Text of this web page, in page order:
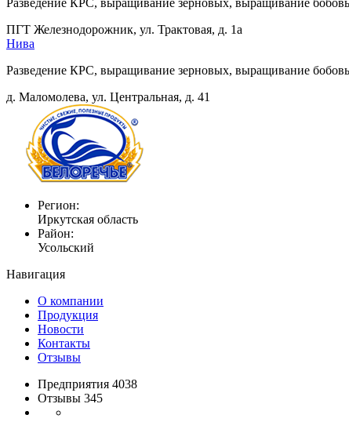
ПГТ Железнодорожник, ул. Трактовая, д. 1а
Нива
Разведение КРС, выращивание зерновых, выращивание
д. Маломолева, ул. Центральная, д. 41
Регион:
Иркутская область
Район:
Усольский
Навигация
О компании
Продукция
Новости
Контакты
Отзывы
Предприятия 4038
Отзывы 345